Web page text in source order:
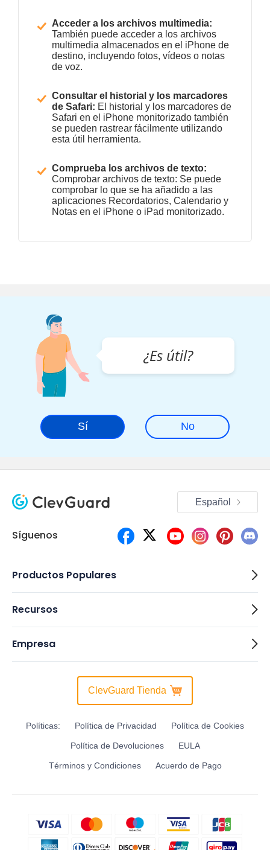
Acceder a los archivos multimedia:
También puede acceder a los archivos
multimedia almacenados en el iPhone de
destino, incluyendo fotos, vídeos o notas
de voz.
Consultar el historial y los marcadores
de Safari: El historial y los marcadores de
Safari en el iPhone monitorizado también
se pueden rastrear fácilmente utilizando
esta útil herramienta.
Comprueba los archivos de texto:
Comprobar archivos de texto: Se puede
comprobar lo que se ha añadido a las
aplicaciones Recordatorios, Calendario y
Notas en el iPhone o iPad monitorizado.
¿Es útil?
Sí No
Síguenos
Español
Productos Populares
Recursos
Empresa
ClevGuard Tienda
Políticas: Política de Privacidad Política de Cookies
Política de Devoluciones EULA
Términos y Condiciones Acuerdo de Pago